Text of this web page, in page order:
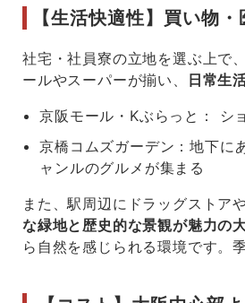
【生活快適性】買い物
社宅・社員寮の立地を選ぶ上で
ールやスーパーが揃い、
日常生
京阪モール・ Kぶらっと： シ
京橋コムズガーデン：地下に
ャンルのグルメが集まる
また、駅周辺にドラッグストア
な緑地と歴史的な景観が魅力の
ら自然を感じられる環境です。